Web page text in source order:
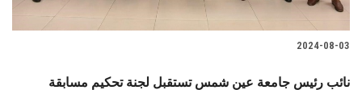
2024-08-03
نائب رئيس جامعة عين شمس تستقبل لجنة تحكيم مسابقة